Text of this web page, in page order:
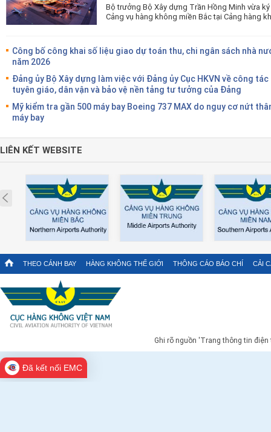
Bộ trưởng Bộ Xây dựng Trần Hồng Minh vừa
Cảng vụ hàng không miền Bắc tại Cảng hàng
Công bố công khai số liệu giao dự toán thu, chi ngân sách nhà
năm 2026
Đảng ủy Bộ Xây dựng làm việc với Đảng ủy Cục HKVN về công tác
tuyên giáo, dân vận và bảo vệ nền tảng tư tưởng của Đảng
Mỹ kiểm tra gần 500 máy bay Boeing 737 MAX do nguy cơ nứt
máy bay
LIÊN KẾT WEBSITE
Prev
THEO CÁNH BAY HÀNG KHÔNG THẾ GIỚI THÔNG CÁO BÁO CHÍ CẢI
Ghi rõ nguồn 'Trang thông tin
Đã kết nối EMC